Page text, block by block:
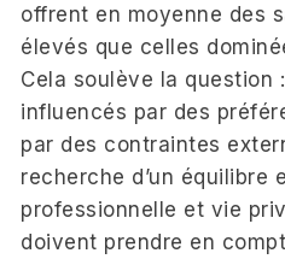
offrent en moyenne des
élevés que celles
Cela soulève la question
influencés par des
par des contraintes
recherche d’un équilibre
professionnelle et vie
doivent prendre en